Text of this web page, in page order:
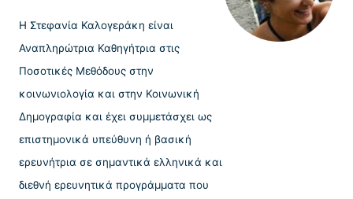
H Στεφανία Καλογεράκη είναι
Αναπληρώτρια Καθηγήτρια στις
Ποσοτικές Μεθόδους στην
κοινωνιολογία και στην Κοινωνική
Δημογραφία και έχει συμμετάσχει ως
επιστημονικά υπεύθυνη ή βασική
ερευνήτρια σε σημαντικά ελληνικά και
διεθνή ερευνητικά προγράμματα που